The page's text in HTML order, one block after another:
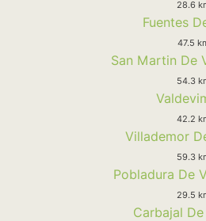
28.6
Fuentes
47.5
San Martin De
54.3
42.2
Villademor
59.3
Pobladura De
29.5
Carbajal